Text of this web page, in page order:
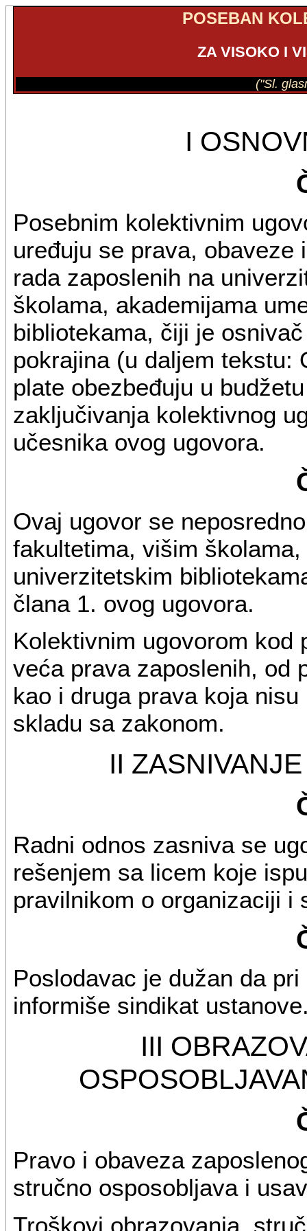
POSEBAN
ZA VISOKO I
("Sl.
I
Posebnim kolektivnim
uređuju se prava, obaveze
rada zaposlenih na
školama, akademijama
bibliotekama, čiji je
pokrajina (u daljem tekstu:
plate obezbeđuju u
zaključivanja kolektivnog
učesnika ovog ugovora.
Ovaj ugovor se
fakultetima, višim
univerzitetskim
člana 1. ovog ugovora.
Kolektivnim ugovorom kod
veća prava zaposlenih, od
kao i druga prava koja
skladu sa zakonom.
II
Radni odnos zasniva se
rešenjem sa licem koje
pravilnikom o organizaciji i
Poslodavac je dužan da
informiše sindikat
III
Pravo i obaveza
stručno osposobljava i
Troškovi obrazovanja,